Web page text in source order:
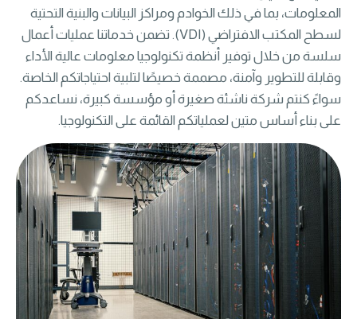
المعلومات، بما في ذلك الخوادم ومراكز البيانات والبنية التحتية
لسطح المكتب الافتراضي (VDI). تضمن خدماتنا عمليات أعمال
سلسة من خلال توفير أنظمة تكنولوجيا معلومات عالية الأداء
وقابلة للتطوير وآمنة، مصممة خصيصًا لتلبية احتياجاتكم الخاصة.
سواءً كنتم شركة ناشئة صغيرة أو مؤسسة كبيرة، نساعدكم
على بناء أساس متين لعملياتكم القائمة على التكنولوجيا.